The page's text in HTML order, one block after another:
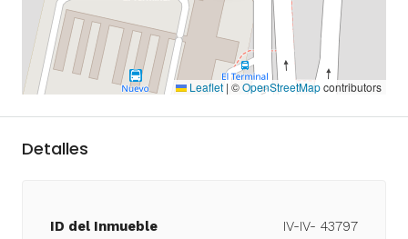
Leaflet | ©OpenStreetMapcontributors
Detalles
ID del Inmueble IV-IV- 43797